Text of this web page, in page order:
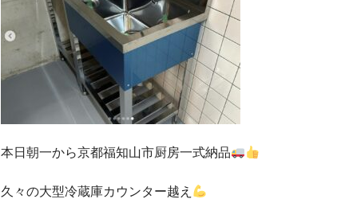
本日朝一から京都福知山市厨房一式納品
久々の大型冷蔵庫カウンター越え